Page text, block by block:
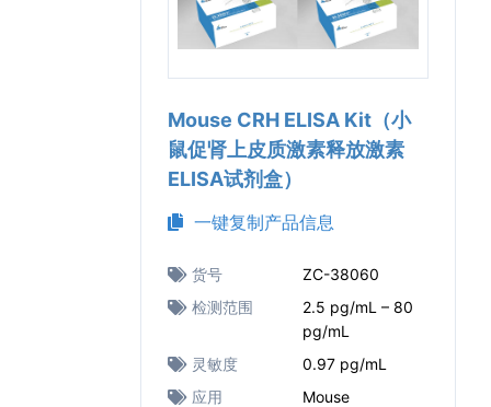
Mouse CRH ELISA Kit（小
鼠促肾上皮质激素释放激素
ELISA试剂盒）
一键复制产品信息
货号
ZC-38060
检测范围
2.5 pg/mL – 80
pg/mL
灵敏度
0.97 pg/mL
应用
Mouse